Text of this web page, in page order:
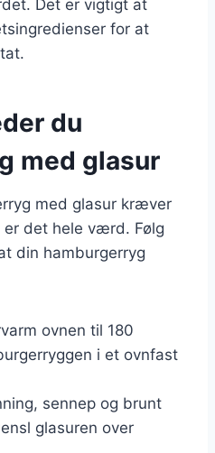
Det er vigtigt at
for at
du
med glasur
med glasur kræver
det hele værd. Følg
din hamburgerryg
ovnen til 180
i et ovnfast
sennep og brunt
glasuren over